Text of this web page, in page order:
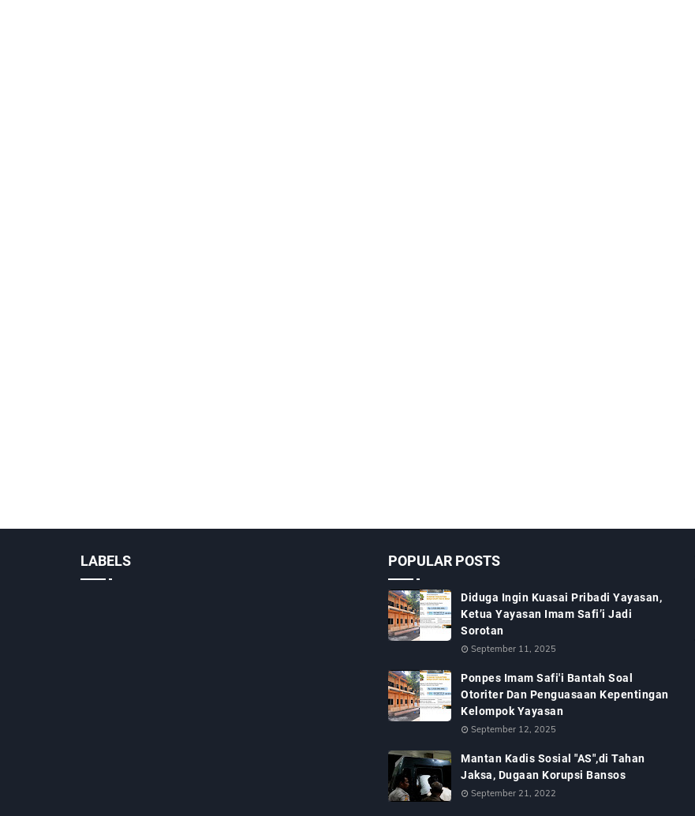
LABELS POPULAR POSTS
Diduga Ingin Kuasai Pribadi Yayasan,
Ketua Yayasan Imam Safi’i Jadi
Sorotan
September 11, 2025
Ponpes Imam Safi'i Bantah Soal
Otoriter Dan Penguasaan Kepentingan
Kelompok Yayasan
September 12, 2025
Mantan Kadis Sosial "AS",di Tahan
Jaksa, Dugaan Korupsi Bansos
September 21, 2022